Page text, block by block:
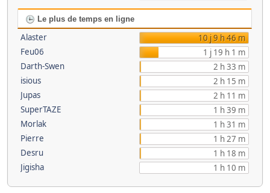
Le plus de temps en ligne
Alaster
10 j 9 h 46 m
Feu06
1 j 19 h 1 m
Darth-Swen
2 h 33 m
isious
2 h 15 m
Jupas
2 h 11 m
SuperTAZE
1 h 39 m
Morlak
1 h 31 m
Pierre
1 h 27 m
Desru
1 h 18 m
Jigisha
1 h 10 m